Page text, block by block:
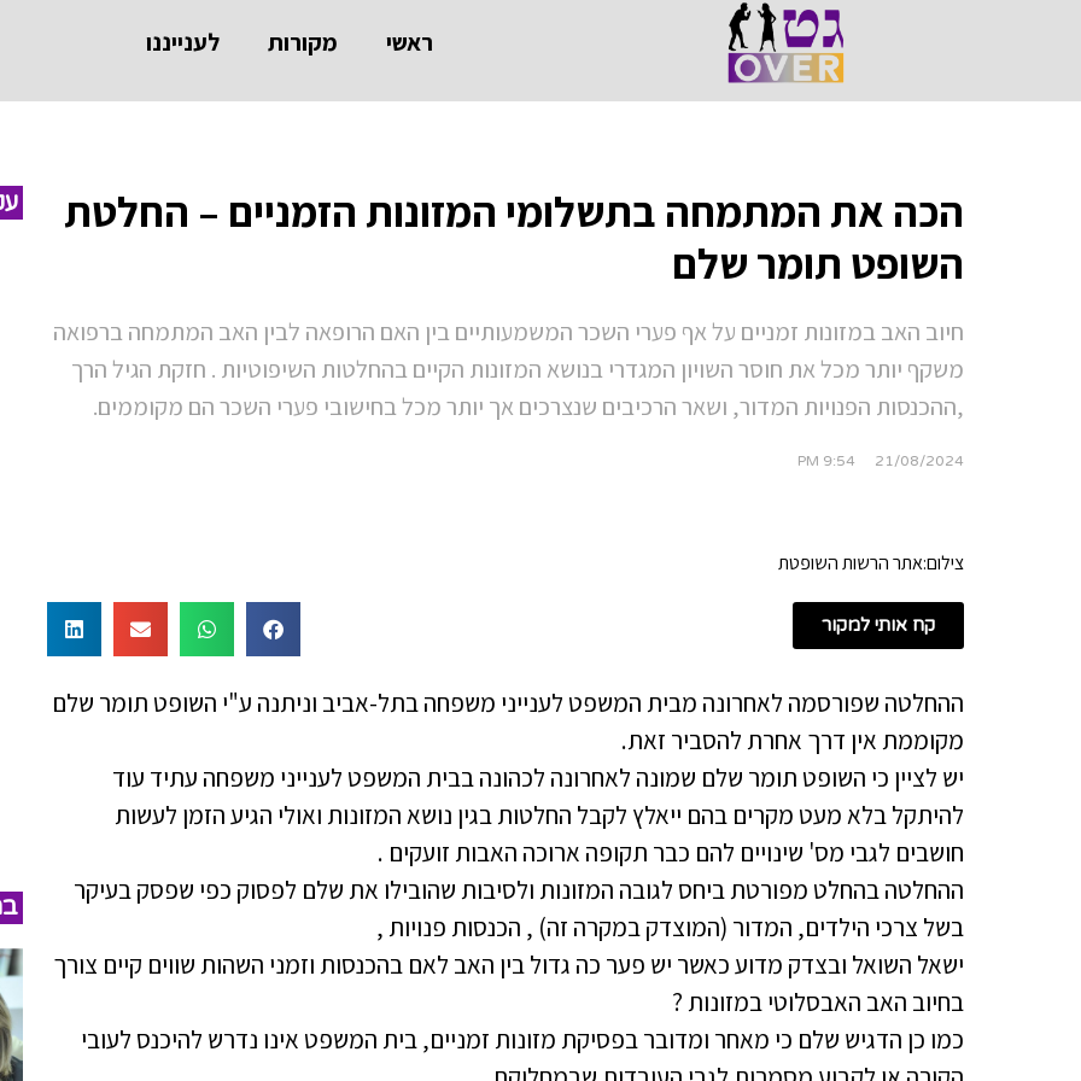
ראשי מקורות לענייננו
הכה את המתמחה בתשלומי המזונות הזמניים – החלטת
השופט תומר שלם
חיוב האב במזונות זמניים על אף פערי השכר המשמעותיים בין האם הרופאה לבין האב המתמחה ברפואה
משקף יותר מכל את חוסר השויון המגדרי בנושא המזונות הקיים בהחלטות השיפוטיות . חזקת הגיל הרך
,ההכנסות הפנויות המדור, ושאר הרכיבים שנצרכים אך יותר מכל בחישובי פערי השכר הם מקוממים.
21/08/2024
9:54 PM
צילום:אתר הרשות השופטת
קח אותי למקור
ההחלטה שפורסמה לאחרונה מבית המשפט לענייני משפחה בתל-אביב וניתנה ע"י השופט תומר שלם
מקוממת אין דרך אחרת להסביר זאת.
יש לציין כי השופט תומר שלם שמונה לאחרונה לכהונה בבית המשפט לענייני משפחה עתיד עוד
להיתקל בלא מעט מקרים בהם ייאלץ לקבל החלטות בגין נושא המזונות ואולי הגיע הזמן לעשות
חושבים לגבי מס' שינויים להם כבר תקופה ארוכה האבות זועקים .
ההחלטה בהחלט מפורטת ביחס לגובה המזונות ולסיבות שהובילו את שלם לפסוק כפי שפסק בעיקר
בשל צרכי הילדים, המדור (המוצדק במקרה זה) , הכנסות פנויות ,
ישאל השואל ובצדק מדוע כאשר יש פער כה גדול בין האב לאם בהכנסות וזמני השהות שווים קיים צורך
בחיוב האב האבסלוטי במזונות ?
כמו כן הדגיש שלם כי מאחר ומדובר בפסיקת מזונות זמניים, בית המשפט אינו נדרש להיכנס לעובי